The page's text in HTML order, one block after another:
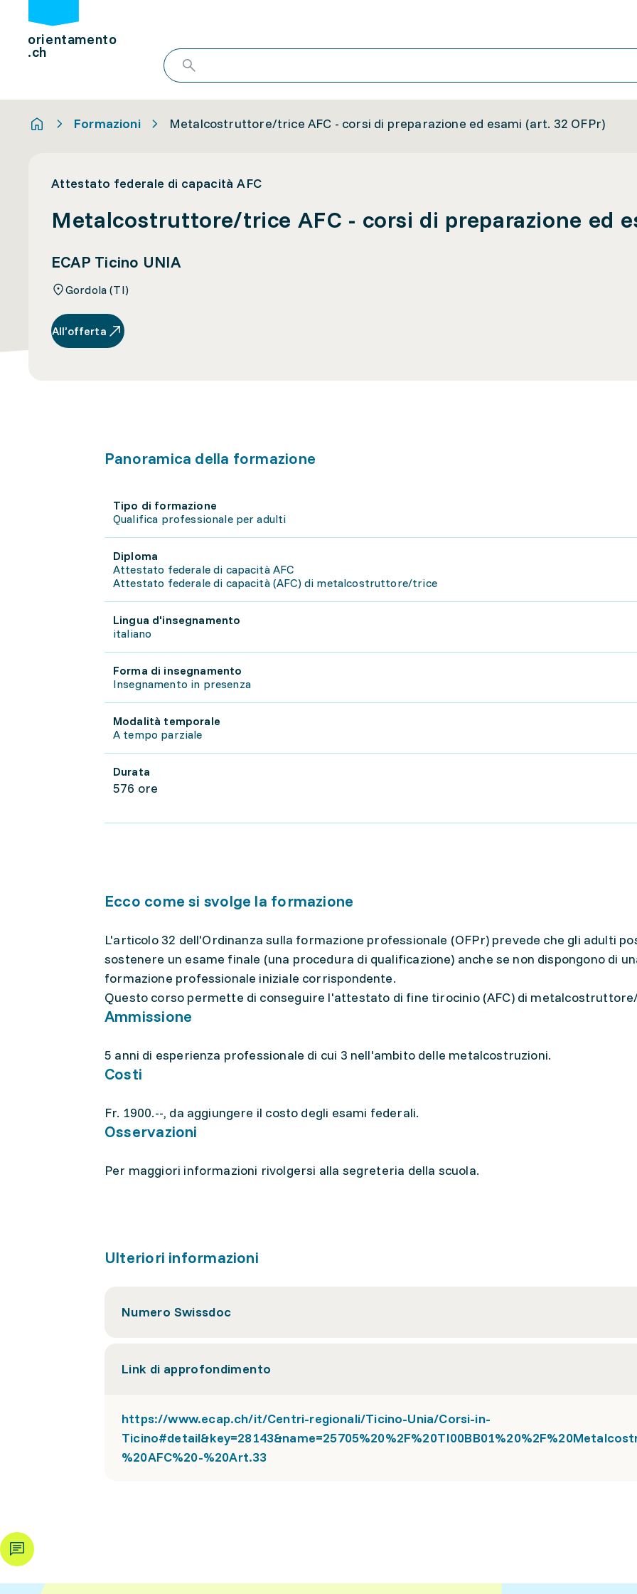
orientamento
.ch
Formazioni Metalcostruttore/trice AFC - corsi di preparazione ed esami (art. 32 OFPr)
Attestato federale di capacità AFC
Metalcostruttore/trice AFC - corsi di preparazione ed
ECAP Ticino UNIA
Gordola (TI)
All’offerta
Panoramica della formazione
Tipo di formazione
Qualifica professionale per adulti
Diploma
Attestato federale di capacità AFC
Attestato federale di capacità (AFC) di metalcostruttore/trice
Lingua d'insegnamento
italiano
Forma di insegnamento
Insegnamento in presenza
Modalità temporale
A tempo parziale
Durata
576 ore
Ecco come si svolge la formazione
L'articolo 32 dell'Ordinanza sulla formazione professionale (OFPr) prevede che gli adulti
sostenere un esame finale (una procedura di qualificazione) anche se non dispongono di
formazione professionale iniziale corrispondente.
Questo corso permette di conseguire l'attestato di fine tirocinio (AFC) di
Ammissione
5 anni di esperienza professionale di cui 3 nell'ambito delle metalcostruzioni.
Costi
Fr. 1900.--, da aggiungere il costo degli esami federali.
Osservazioni
Per maggiori informazioni rivolgersi alla segreteria della scuola.
Ulteriori informazioni
Numero Swissdoc
Link di approfondimento
https://www.ecap.ch/it/Centri-regionali/Ticino-Unia/Corsi-in-
%20AFC%20-%20Art.33